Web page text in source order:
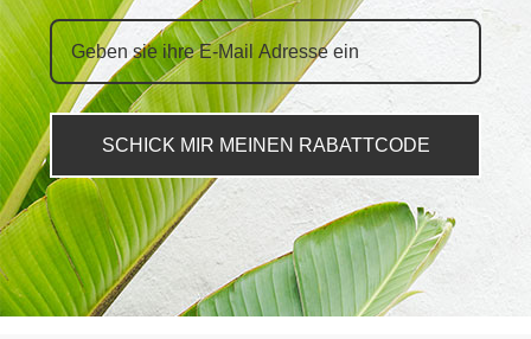
SCHICK MIR MEINEN RABATTCODE